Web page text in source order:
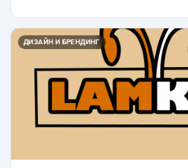
ДИЗАЙН И БРЕНДИНГ